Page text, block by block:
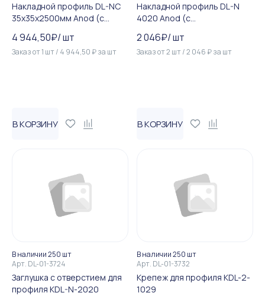
Накладной профиль DL-NC
35х35х2500мм Anod (с
4 944,50₽/шт
Заказ от1 шт/ 4 944,50 ₽за шт
В КОРЗИНУ
Накладной профиль DL-N
4020 Anod (с
2 046₽/шт
Заказ от2 шт/2 046 ₽за шт
В КОРЗИНУ
В наличии 250 шт
Арт. DL-01-3724
Заглушка с отверстием для
профиля KDL-N-2020
В наличии 250 шт
Арт. DL-01-3732
Крепеж для профиля KDL-2-
1029